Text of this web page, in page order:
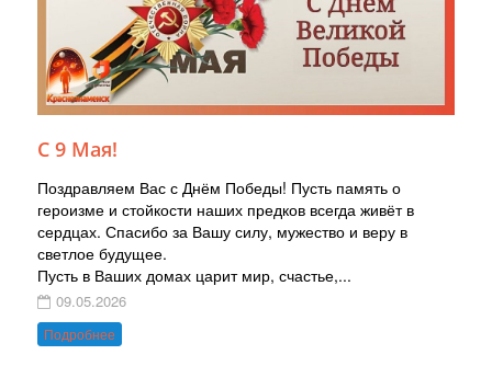
С 9 Мая!
Поздравляем Вас с Днём Победы! Пусть память о
героизме и стойкости наших предков всегда живёт в
сердцах. Спасибо за Вашу силу, мужество и веру в
светлое будущее.
Пусть в Ваших домах царит мир, счастье,...
09.05.2026
Подробнее